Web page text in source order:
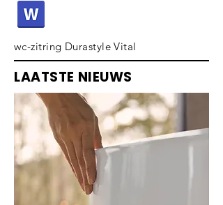
wc-zitring Durastyle Vital
LAATSTE NIEUWS